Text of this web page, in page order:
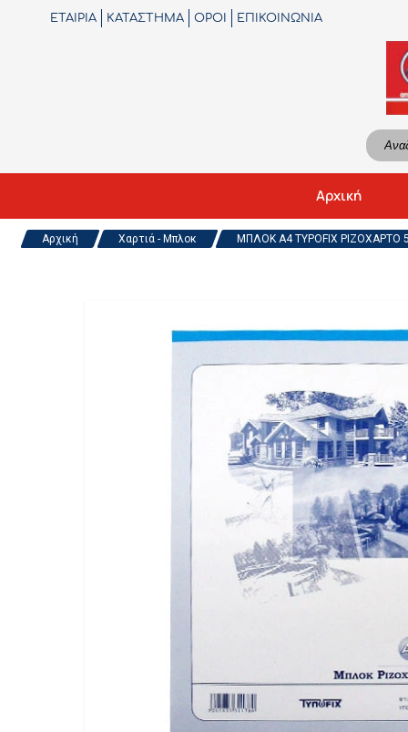
ΕΤΑΙΡΙΑ ΚΑΤΑΣΤΗΜΑ ΟΡΟΙ ΕΠΙΚΟΙΝΩΝΙΑ
Αρχική
Αρχική Χαρτιά - Μπλοκ ΜΠΛΟΚ A4 TYPOFIX ΡΙΖΟΧΑΡΤΟ